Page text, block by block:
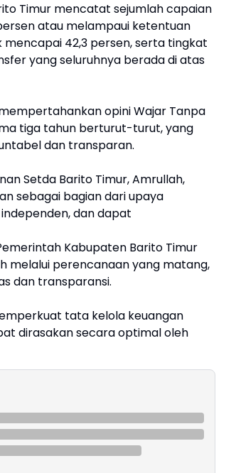
Timur mencatat sejumlah capaian
atau melampaui ketentuan
42,3 persen, serta tingkat
yang seluruhnya berada di atas
opini Wajar Tanpa
tiga tahun berturut-turut, yang
dan transparan.
Setda Barito Timur, Amrullah,
sebagai bagian dari upaya
dan dapat
Kabupaten Barito Timur
melalui perencanaan yang matang,
dan transparansi.
tata kelola keuangan
dirasakan secara optimal oleh